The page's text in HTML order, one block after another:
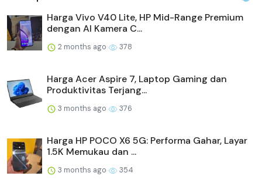
Harga Vivo V40 Lite, HP Mid-Range Premium
dengan AI Kamera C...
2 months ago 378
Harga Acer Aspire 7, Laptop Gaming dan
Produktivitas Terjang...
3 months ago 376
Harga HP POCO X6 5G: Performa Gahar, Layar
1.5K Memukau dan ...
3 months ago 354